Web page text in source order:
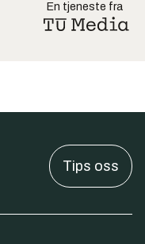
En tjeneste fra
Tips oss